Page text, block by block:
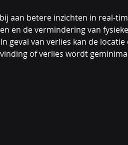
aan betere inzichten in real-
en de vermindering van
geval van verlies kan de
of verlies wordt